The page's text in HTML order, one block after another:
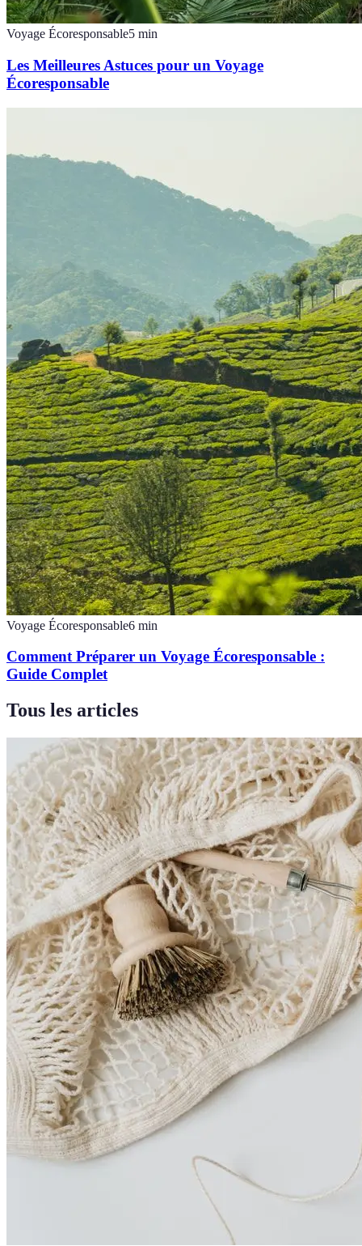
Voyage Écoresponsable5 min
Les Meilleures Astuces pour un Voyage
Écoresponsable
Voyage Écoresponsable6 min
Comment Préparer un Voyage Écoresponsable :
Guide Complet
Tous les articles